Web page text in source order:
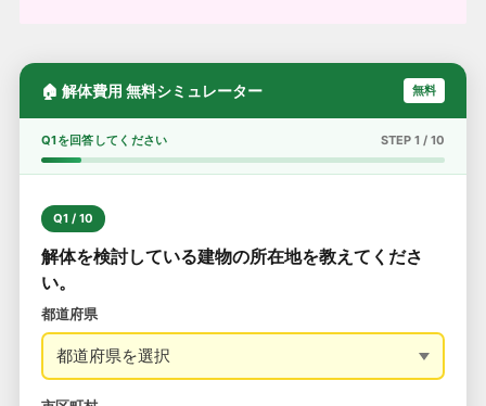
🏠 解体費用 無料シミュレーター 無料
Q1を回答してください STEP 1 / 10
Q1 / 10
解体を検討している建物の所在地を教えてくださ
い。
都道府県